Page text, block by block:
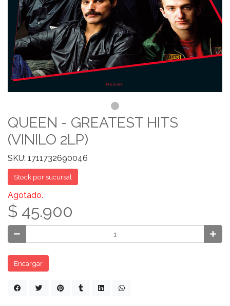
QUEEN - GREATEST HITS
(VINILO 2LP)
SKU: 1711732690046
Stock por sucursal
Agotado.
$ 45.900
Encargar